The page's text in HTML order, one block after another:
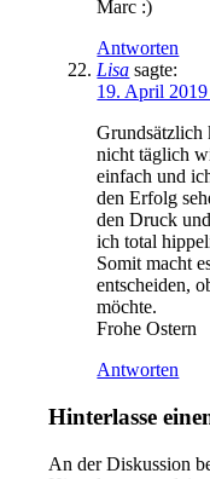
Marc :)
Antworten
Lisa sagte:
19. April
Grundsätzlich
nicht täglich
einfach und
den Erfolg
den Druck
ich total
Somit macht
entscheiden,
möchte.
Frohe Ostern
Antworten
Hinterlasse
An der Diskussion